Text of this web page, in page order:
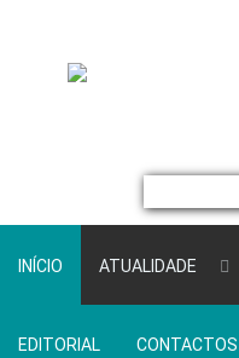
INÍCIO ATUALIDADE
EDITORIAL CONTACTOS